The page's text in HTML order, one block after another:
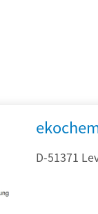
D-51371